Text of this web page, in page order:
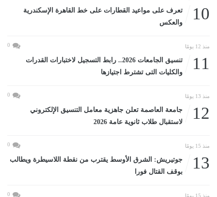
10
تعرف على مواعيد القطارات على خط القاهرة الإسكندرية
والعكس
منذ 12 يومًا 0
11
تنسيق الجامعات 2026.. رابط التسجيل لاختبارات القدرات
والكليات التى تشترط اجتيازها
منذ 13 يومًا 0
12
جامعة العاصمة تعلن جاهزية معامل التنسيق الإلكتروني
لاستقبال طلاب ثانوية عامة 2026
منذ 15 يومًا 0
13
جوتيريش: الشرق الأوسط يقترب من نقطة اللاسيطرة ويطالب
بوقف القتال فورا
منذ 15 يومًا 0